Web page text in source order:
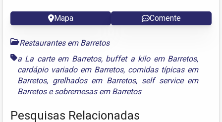
Mapa Comente
Restaurantes em Barretos
a La carte em Barretos, buffet a kilo em Barretos,
cardápio variado em Barretos, comidas típicas em
Barretos, grelhados em Barretos, self service em
Barretosesobremesas em Barretos
Pesquisas Relacionadas